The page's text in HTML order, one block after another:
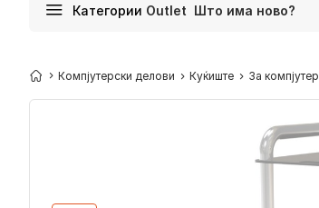
Категории Outlet Што има ново?
Компјутерски делови Куќиште За компјутер